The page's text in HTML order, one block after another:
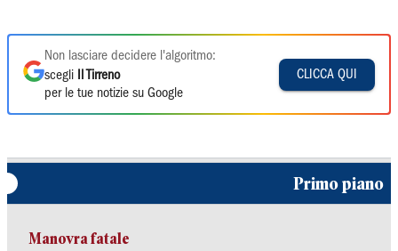
Non lasciare decidere l'algoritmo:
scegli
Il Tirreno
per le tue notizie su Google
CLICCA QUI
Primo piano
Manovra fatale